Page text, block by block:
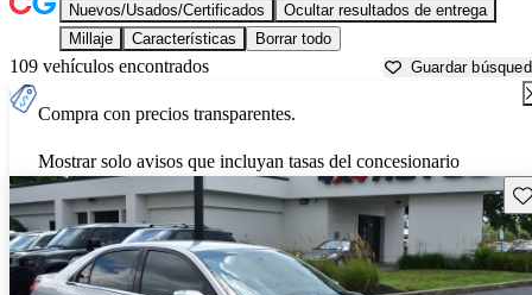
Nuevos/Usados/Certificados
Ocultar resultados de entrega
Millaje
Características Borrar todo
109 vehículos encontrados Guardar
Compra con precios transparentes.
Mostrar solo avisos que incluyan tasas del concesionario